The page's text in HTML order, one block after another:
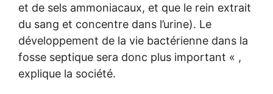
et de sels ammoniacaux, et que le rein extrait
du sang et concentre dans l’urine). Le
développement de la vie bactérienne dans la
fosse septique sera donc plus important « ,
explique la société.